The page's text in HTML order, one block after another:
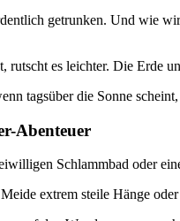
getrunken. Und wie
rutscht es leichter. Die Erde
tagsüber die Sonne
Abenteuer
Schlammbad oder
Meide extrem steile Hänge